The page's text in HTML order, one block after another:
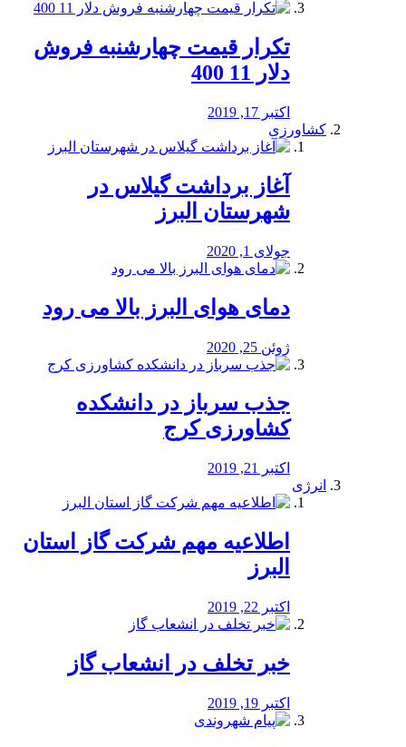
تکرار قیمت چهارشنبه فروش
دلار 11 400
اکتبر 17, 2019
کشاورزی
آغاز برداشت گیلاس در
شهرستان البرز
جولای 1, 2020
دمای هوای البرز بالا می رود
ژوئن 25, 2020
جذب سرباز در دانشکده
کشاورزی کرج
اکتبر 21, 2019
انرژی
️اطلاعیه مهم شرکت گاز استان
البرز
اکتبر 22, 2019
خبر تخلف در انشعاب گاز
اکتبر 19, 2019